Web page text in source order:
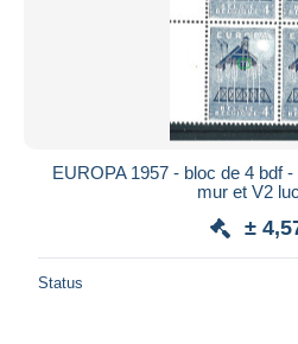
EUROPA 1957 - bloc de 4 bdf
mur et V2
±
Status